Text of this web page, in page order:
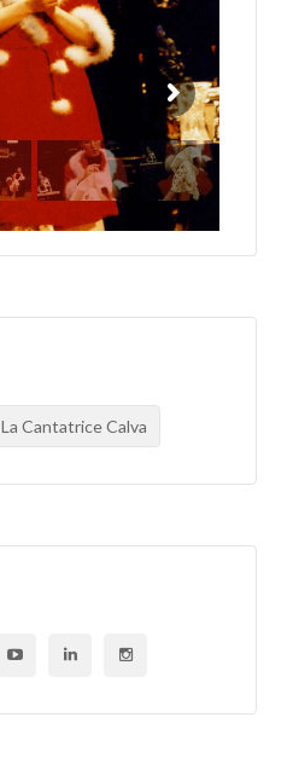
La Cantatrice Calva